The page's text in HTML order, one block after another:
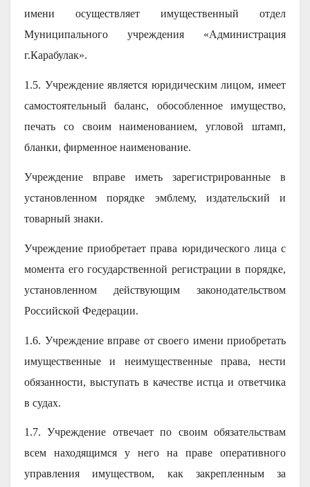
имени осуществляет имущественный отдел
Муниципального учреждения «Администрация
г.Карабулак».
1.5. Учреждение является юридическим лицом, имеет
самостоятельный баланс, обособленное имущество,
печать со своим наименованием, угловой штамп,
бланки, фирменное наименование.
Учреждение вправе иметь зарегистрированные в
установленном порядке эмблему, издательский и
товарный знаки.
Учреждение приобретает права юридического лица с
момента его государственной регистрации в порядке,
установленном действующим законодательством
Российской Федерации.
1.6. Учреждение вправе от своего имени приобретать
имущественные и неимущественные права, нести
обязанности, выступать в качестве истца и ответчика
в судах.
1.7. Учреждение отвечает по своим обязательствам
всем находящимся у него на праве оперативного
управления имуществом, как закрепленным за